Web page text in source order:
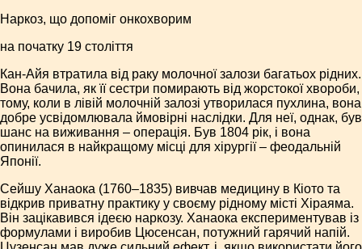
Наркоз, що допоміг онкохворим
на початку 19 століття
Кан-Айя втратила від раку молочної залози багатьох рідних.
Вона бачила, як її сестри помирають від жорстокої хвороби,
тому, коли в лівій молочній залозі утворилася пухлина, вона
добре усвідомлювала ймовірні наслідки. Для неї, однак, був
шанс на виживання – операція. Був 1804 рік, і вона
опинилася в найкращому місці для хірургії – феодальній
Японії.
Сейшу Ханаока (1760–1835) вивчав медицину в Кіото та
відкрив приватну практику у своєму рідному місті Хіраяма.
Він зацікавився ідеєю наркозу. Ханаока експериментував із
формулами і виробив Цюсенсан, потужний гарячий напій.